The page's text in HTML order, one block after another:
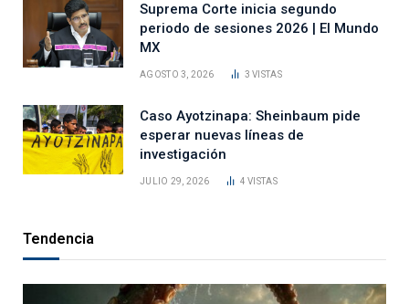
Suprema Corte inicia segundo
periodo de sesiones 2026 | El Mundo
MX
AGOSTO 3, 2026 3VISTAS
Caso Ayotzinapa: Sheinbaum pide
esperar nuevas líneas de
investigación
JULIO 29, 2026 4VISTAS
Tendencia